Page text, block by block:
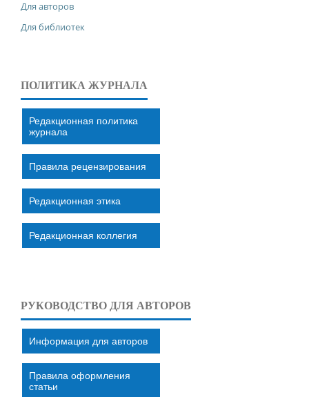
Для авторов
Для библиотек
ПОЛИТИКА ЖУРНАЛА
Редакционная политика
журнала
Правила рецензирования
Редакционная этика
Редакционная коллегия
РУКОВОДСТВО ДЛЯ АВТОРОВ
Информация для авторов
Правила оформления
статьи